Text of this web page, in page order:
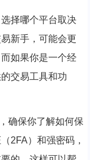
择哪个平台取决
新手，可能会更
如果你是一个经
交易工具和功
确保你了解如何保
2FA）和强密码，